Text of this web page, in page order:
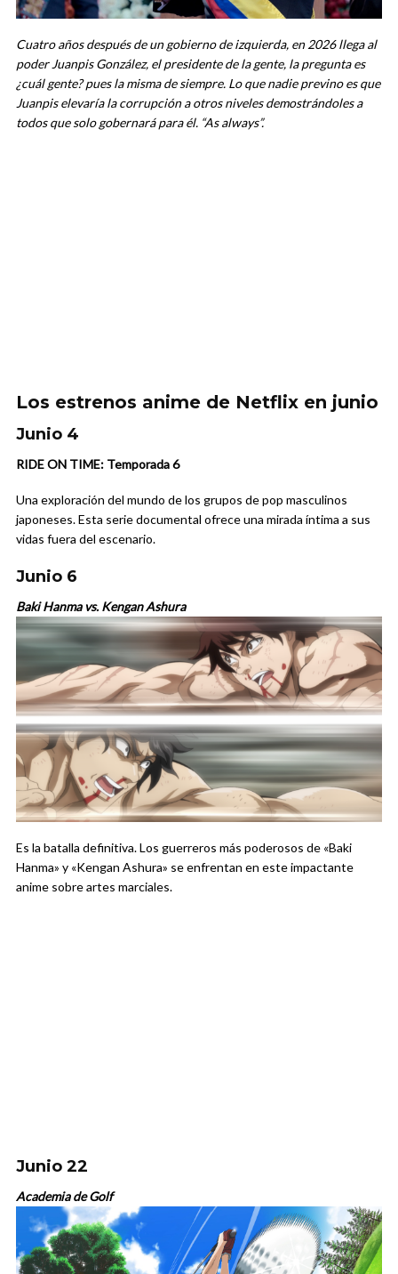
Cuatro años después de un gobierno de izquierda, en 2026 llega al
poder Juanpis González, el presidente de la gente, la pregunta es
¿cuál gente? pues la misma de siempre. Lo que nadie previno es que
Juanpis elevaría la corrupción a otros niveles demostrándoles a
todos que solo gobernará para él. “As always”.
Los estrenos anime de Netflix en junio
Junio 4
RIDE ON TIME: Temporada 6
Una exploración del mundo de los grupos de pop masculinos
japoneses. Esta serie documental ofrece una mirada íntima a sus
vidas fuera del escenario.
Junio 6
Baki Hanma vs. Kengan Ashura
Es la batalla definitiva. Los guerreros más poderosos de «Baki
Hanma» y «Kengan Ashura» se enfrentan en este impactante
anime sobre artes marciales.
Junio 22
Academia de Golf